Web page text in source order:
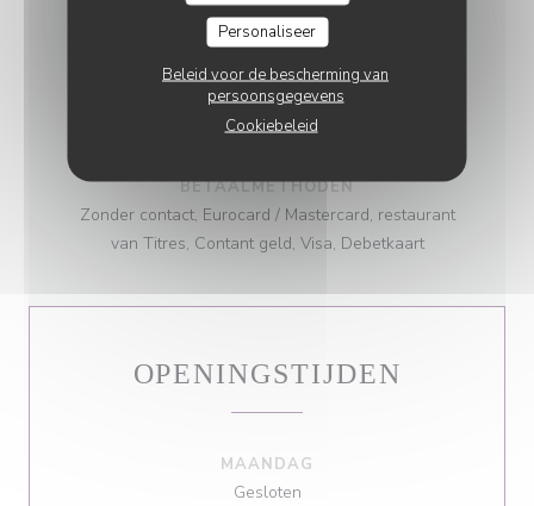
Personaliseer
Beleid voor de bescherming van
persoonsgegevens
Cookiebeleid
Traditioneel restaurant
DIENSTEN
Private Hire, Geblokkeerde toegang, Gratis
parkeren
BETAALMETHODEN
Zonder contact, Eurocard / Mastercard, restaurant
van Titres, Contant geld, Visa, Debetkaart
OPENINGSTIJDEN
MAANDAG
Gesloten